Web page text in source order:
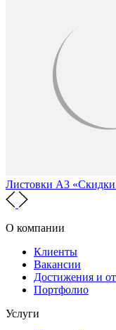
Листовки А3 «Скидки
О компании
Клиенты
Вакансии
Достижения и
Портфолио
Услуги